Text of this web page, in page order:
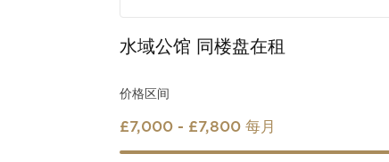
水域公馆 同楼盘在租
价格区间
£7,000 - £7,800 每月